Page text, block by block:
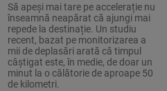
Să apeși mai tare pe accelerație nu
înseamnă neapărat că ajungi mai
repede la destinație. Un studiu
recent, bazat pe monitorizarea a
mii de deplasări arată că timpul
câștigat este, în medie, de doar un
minut la o călătorie de aproape 50
de kilometri.